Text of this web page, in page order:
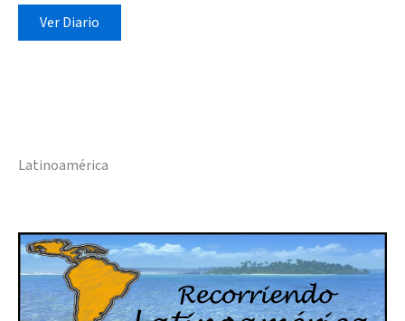
Ver Diario
Latinoamérica